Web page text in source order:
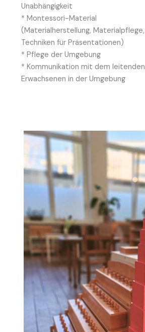
Unabhängigkeit
* Montessori-Material
(Materialherstellung, Materialpflege,
Techniken für Präsentationen)
* Pflege der Umgebung
* Kommunikation mit dem leitenden
Erwachsenen in der Umgebung